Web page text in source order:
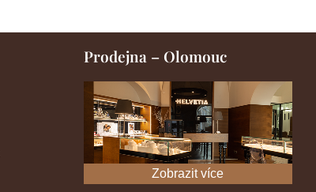
Prodejna – Olomouc
Zobrazit více